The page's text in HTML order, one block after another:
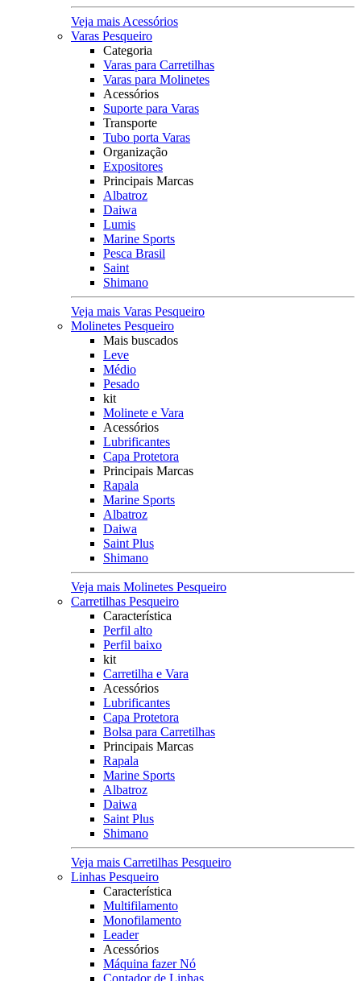
Veja mais Acessórios
Varas Pesqueiro
Categoria
Varas para Carretilhas
Varas para Molinetes
Acessórios
Suporte para Varas
Transporte
Tubo porta Varas
Organização
Expositores
Principais Marcas
Albatroz
Daiwa
Lumis
Marine Sports
Pesca Brasil
Saint
Shimano
Veja mais Varas Pesqueiro
Molinetes Pesqueiro
Mais buscados
Leve
Médio
Pesado
kit
Molinete e Vara
Acessórios
Lubrificantes
Capa Protetora
Principais Marcas
Rapala
Marine Sports
Albatroz
Daiwa
Saint Plus
Shimano
Veja mais Molinetes Pesqueiro
Carretilhas Pesqueiro
Característica
Perfil alto
Perfil baixo
kit
Carretilha e Vara
Acessórios
Lubrificantes
Capa Protetora
Bolsa para Carretilhas
Principais Marcas
Rapala
Marine Sports
Albatroz
Daiwa
Saint Plus
Shimano
Veja mais Carretilhas Pesqueiro
Linhas Pesqueiro
Característica
Multifilamento
Monofilamento
Leader
Acessórios
Máquina fazer Nó
Contador de Linhas